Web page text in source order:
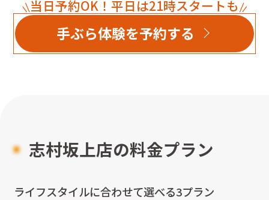
当日予約OK！平日は21時スタートも
手ぶら体験を予約する
志村坂上店の料金プラン
ライフスタイルに合わせて選べる3プラン